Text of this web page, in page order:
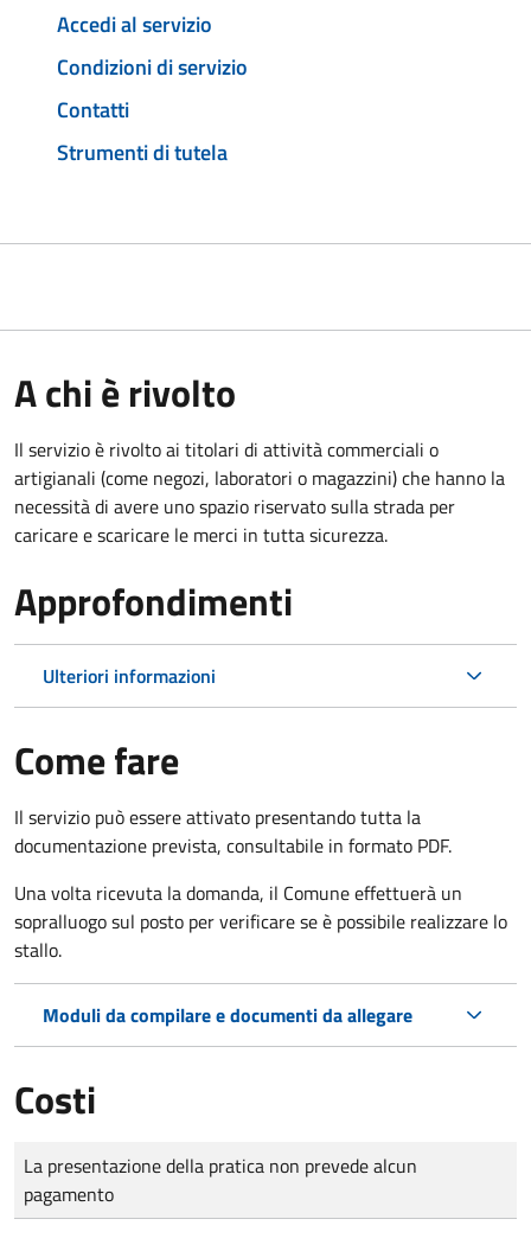
Accedi al servizio
Condizioni di servizio
Contatti
Strumenti di tutela
A chi è rivolto
Il servizio è rivolto ai titolari di attività commerciali o
artigianali (come negozi, laboratori o magazzini) che hanno la
necessità di avere uno spazio riservato sulla strada per
caricare e scaricare le merci in tutta sicurezza.
Approfondimenti
Ulteriori informazioni
Come fare
Il servizio può essere attivato presentando tutta la
documentazione prevista, consultabile in formato PDF.
Una volta ricevuta la domanda, il Comune effettuerà un
sopralluogo sul posto per verificare se è possibile realizzare lo
stallo.
Moduli da compilare e documenti da allegare
Costi
Tipo di pagamento
Importo
La presentazione della pratica non prevede alcun
pagamento